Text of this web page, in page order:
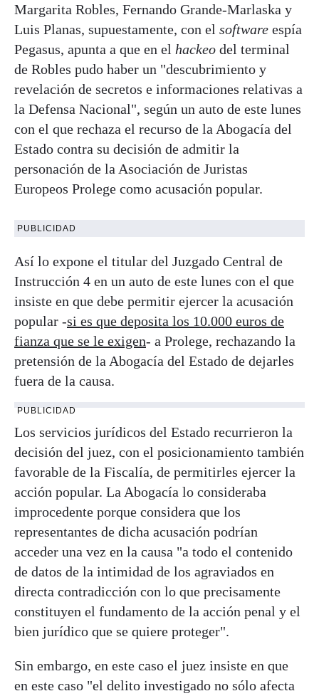
Margarita Robles, Fernando Grande-Marlaska y
Luis Planas, supuestamente, con el software espía
Pegasus, apunta a que en el hackeo del terminal
de Robles pudo haber un "descubrimiento y
revelación de secretos e informaciones relativas a
la Defensa Nacional", según un auto de este lunes
con el que rechaza el recurso de la Abogacía del
Estado contra su decisión de admitir la
personación de la Asociación de Juristas
Europeos Prolege como acusación popular.
PUBLICIDAD
Así lo expone el titular del Juzgado Central de
Instrucción 4 en un auto de este lunes con el que
insiste en que debe permitir ejercer la acusación
popular -si es que deposita los 10.000 euros de
fianza que se le exigen- a Prolege, rechazando la
pretensión de la Abogacía del Estado de dejarles
fuera de la causa.
PUBLICIDAD
Los servicios jurídicos del Estado recurrieron la
decisión del juez, con el posicionamiento también
favorable de la Fiscalía, de permitirles ejercer la
acción popular. La Abogacía lo consideraba
improcedente porque considera que los
representantes de dicha acusación podrían
acceder una vez en la causa "a todo el contenido
de datos de la intimidad de los agraviados en
directa contradicción con lo que precisamente
constituyen el fundamento de la acción penal y el
bien jurídico que se quiere proteger".
Sin embargo, en este caso el juez insiste en que
en este caso "el delito investigado no sólo afecta